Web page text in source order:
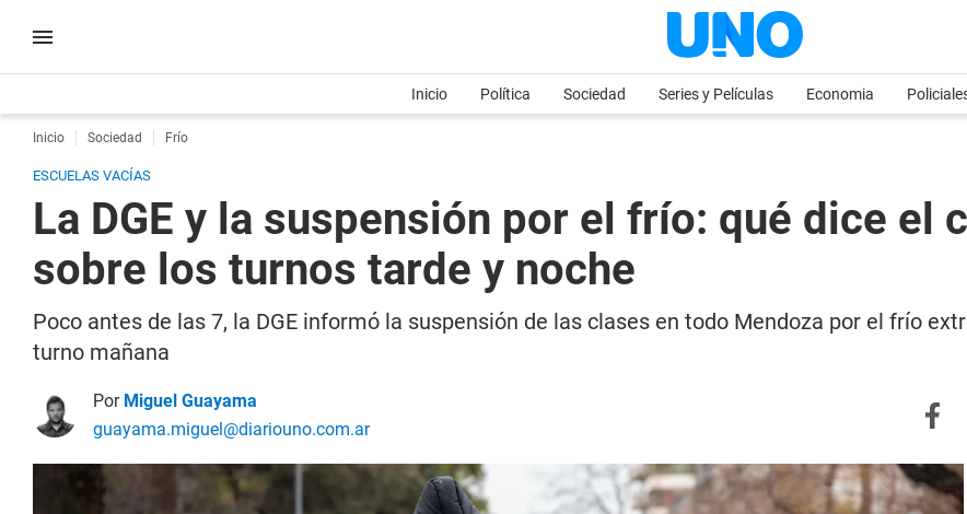
Inicio Política Sociedad Series y Películas Economia
Inicio Sociedad Frío
ESCUELAS VACÍAS
La DGE y la suspensión por el frío: qué dice el
sobre los turnos tarde y noche
Poco antes de las 7, la DGE informó la suspensión de las clases en todo Mendoza por el frío
turno mañana
Por Miguel Guayama
guayama.miguel@diariouno.com.ar